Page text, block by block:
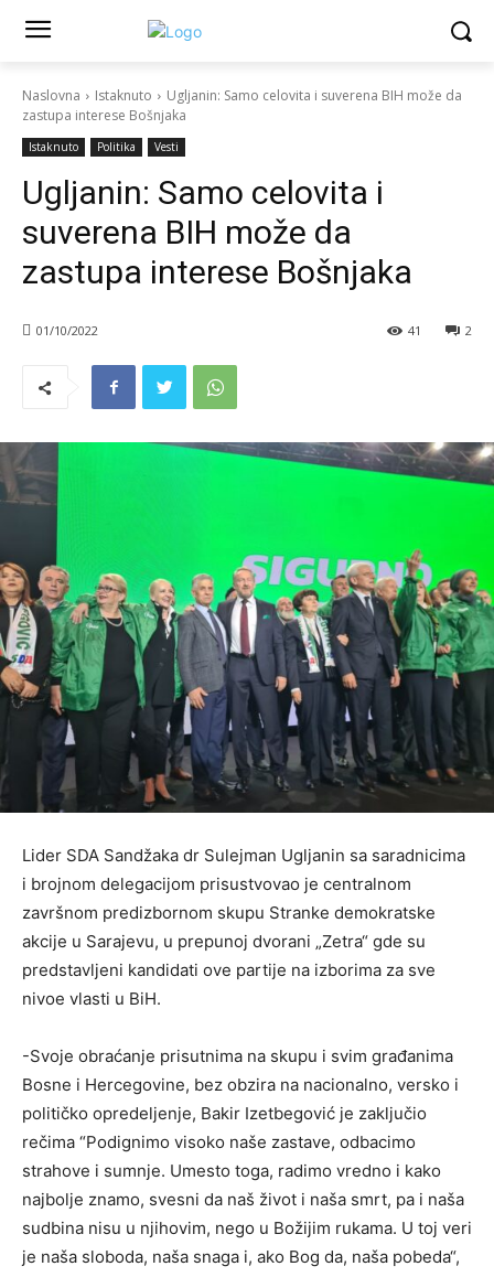
Naslovna Istaknuto
Ugljanin: Samo celovita i suverena BIH može da
zastupa interese Bošnjaka
Istaknuto Politika Vesti
Ugljanin: Samo celovita i
suverena BIH može da
zastupa interese Bošnjaka
01/10/2022 2
41
Lider SDA Sandžaka dr Sulejman Ugljanin sa saradnicima
i brojnom delegacijom prisustvovao je centralnom
završnom predizbornom skupu Stranke demokratske
akcije u Sarajevu, u prepunoj dvorani „Zetra“ gde su
predstavljeni kandidati ove partije na izborima za sve
nivoe vlasti u BiH.
-Svoje obraćanje prisutnima na skupu i svim građanima
Bosne i Hercegovine, bez obzira na nacionalno, versko i
političko opredeljenje, Bakir Izetbegović je zaključio
rečima “Podignimo visoko naše zastave, odbacimo
strahove i sumnje. Umesto toga, radimo vredno i kako
najbolje znamo, svesni da naš život i naša smrt, pa i naša
sudbina nisu u njihovim, nego u Božijim rukama. U toj veri
je naša sloboda, naša snaga i, ako Bog da, naša pobeda“,